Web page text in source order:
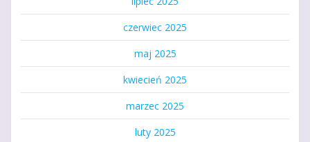
czerwiec 2025
maj 2025
kwiecień 2025
marzec 2025
luty 2025